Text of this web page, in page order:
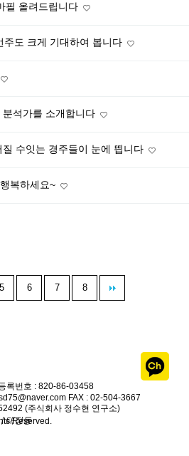
필 올려드립니다
주도 크게 기대하여 봅니다
석가를 소개합니다
수잇는 경주들이 눈에 띕니다
복하세요~
5 6 7 8
록번호 : 820-86-03458
FAX : 02-504-3667
(주식회사 정수현 연구소)
태장동
Reserved.